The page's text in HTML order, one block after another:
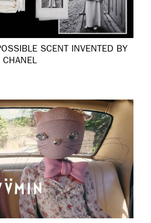
SCENT INVENTED BY
CHANEL